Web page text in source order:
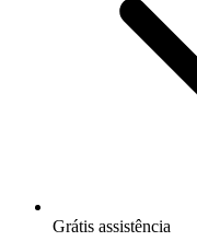
Grátis assistência